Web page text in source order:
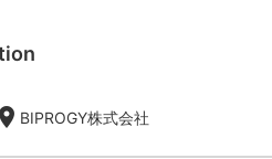
location_on BIPROGY株式会社